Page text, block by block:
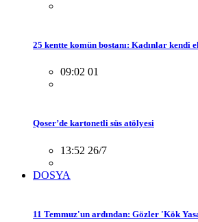
25 kentte komün bostanı: Kadınlar kendi
09:02 01
Qoser’de kartonetli süs atölyesi
13:52 26/7
DOSYA
11 Temmuz'un ardından: Gözler 'Kök